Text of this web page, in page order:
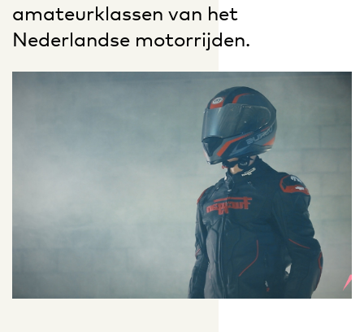
amateurklassen van het
Nederlandse motorrijden.